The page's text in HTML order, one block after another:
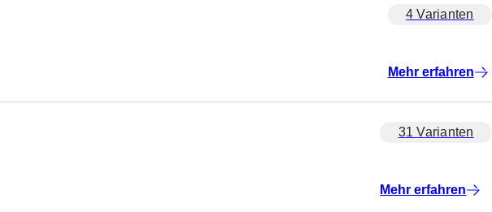
4 Varianten
Mehr erfahren
31 Varianten
Mehr erfahren